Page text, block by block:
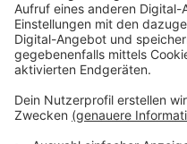
Anzeige
Außer Carla Reemstma
Münster, waren
Diedrich), Johanna